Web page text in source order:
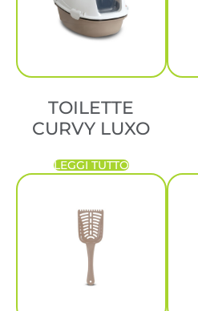
TOILETTE
CURVY LUXO
LEGGI TUTTO